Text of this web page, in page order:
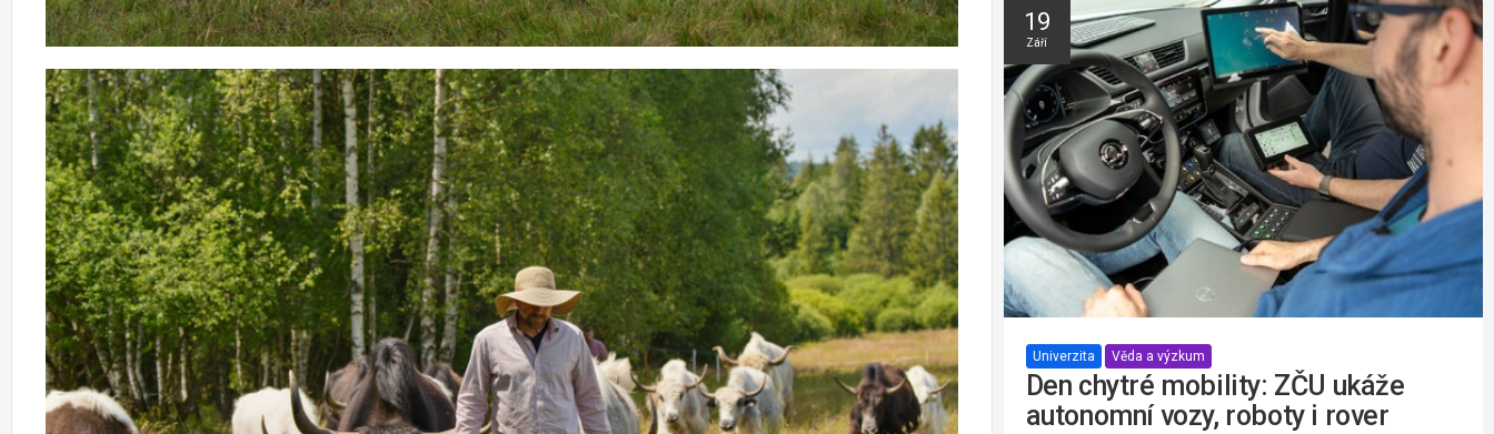
19
Září
Univerzita Věda a výzkum
Den chytré mobility: ZČU ukáže
autonomní vozy, roboty i rover